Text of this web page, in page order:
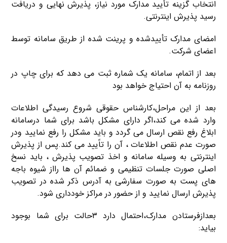
انتخاب گزینه تأیید مدارک مورد نیاز، پذیرش نهایی و دریافت
رسید پذیرش اینترنتی.
امضای مدارک تأییدشده و پرینت شده از طریق سامانه توسط
اعضای شرکت.
بعد از اتمام، سامانه یک شماره ثبت می دهد که برای چاپ در
روزنامه به آن احتیاج خواهد بود
بعد از این مراحل،کارشناس حقوقی شروع رسیدگی اطلاعات
وارد شده می کند،اگر دارای مشکل باشد برای شما درسامانه
ابلاغ رفع نقص ارسال می گردد و باید مشکل را رفع نمایید ودر
صورت عدم نقص اطلاعات ، آن را تاًیید می کند.پس از پذیرش
اینترنتی به وسیله سامانه و اخذ تصویب پذیرش ، باید نسخ
اصلی صورت جلسات تنظیمی و ضمائم آن ها رااز شیوه باجه
های پست به صورت سفارشی به آدرس ذکر شده در تصویب
پذیرش ارسال نمایید و از حضور در مراکز خودداری شود.
بعدازفرستادن مدارک،احتمال دارد ۳حالت برای شما بوجود
بیاید: